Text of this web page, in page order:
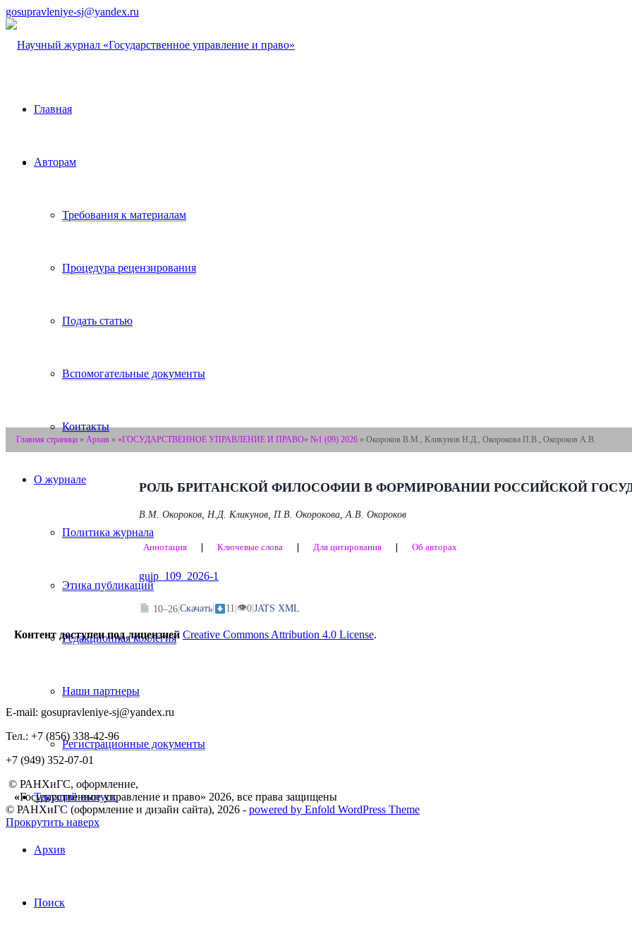
gosupravleniye-sj@yandex.ru
Главная
Авторам
Требования к материалам
Процедура рецензирования
Подать статью
Вспомогательные документы
Контакты
О журнале
Политика журнала
Этика публикаций
Редакционная коллегия
Наши партнеры
Регистрационные документы
Текущий выпуск
Архив
Поиск
Главная страница » Архив » «ГОСУДАРСТВЕННОЕ УПРАВЛЕНИЕ И ПРАВО» №1 (09) 2026 » Окороков В.М., Кликунов Н.Д., Окорокова П.В., Окороков А.В.
РОЛЬ БРИТАНСКОЙ ФИЛОСОФИИ В ФОРМИРОВАНИИ РОССИЙСКОЙ
В.М. Окороков, Н.Д. Кликунов, П.В. Окорокова, А.В. Окороков
Аннотация ❘ Ключевые слова ❘ Для цитирования ❘ Об авторах
guip_109_2026-1
10–26| Скачать| 11 👁0| JATS XML
Контент доступен под лицензией Creative Commons Attribution 4.0 License.
E-mail: gosupravleniye-sj@yandex.ru
Тел.: +7 (856) 338-42-96
+7 (949) 352-07-01
© РАНХиГС, оформление,
«Государственное управление и право» 2026, все права защищены
© РАНХиГС (оформление и дизайн сайта), 2026 - powered by Enfold WordPress Theme
Прокрутить наверх